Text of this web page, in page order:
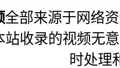
全部来源于网络
站收录的视频无
时处理